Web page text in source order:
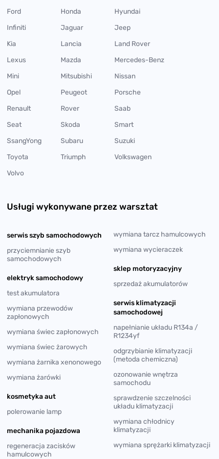
Ford
Honda
Hyundai
Infiniti
Jaguar
Jeep
Kia
Lancia
Land Rover
Lexus
Mazda
Mercedes-Benz
Mini
Mitsubishi
Nissan
Opel
Peugeot
Porsche
Renault
Rover
Saab
Seat
Skoda
Smart
SsangYong
Subaru
Suzuki
Toyota
Triumph
Volkswagen
Volvo
Usługi wykonywane przez warsztat
serwis szyb samochodowych
przyciemnianie szyb
samochodowych
elektryk samochodowy
test akumulatora
wymiana przewodów
zapłonowych
wymiana świec zapłonowych
wymiana świec żarowych
wymiana żarnika xenonowego
wymiana żarówki
kosmetyka aut
polerowanie lamp
mechanika pojazdowa
regeneracja zacisków
hamulcowych
wymiana tarcz hamulcowych
wymiana wycieraczek
sklep motoryzacyjny
sprzedaż akumulatorów
serwis klimatyzacji
samochodowej
napełnianie układu R134a /
R1234yf
odgrzybianie klimatyzacji
(metoda chemiczna)
ozonowanie wnętrza
samochodu
sprawdzenie szczelności
układu klimatyzacji
wymiana chłodnicy
klimatyzacji
wymiana sprężarki klimatyzacji